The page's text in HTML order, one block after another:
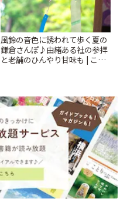
風鈴の音色に誘われて歩く夏の
鎌倉さんぽ♪由緒ある社の参拝
と老舗のひんやり甘味も | こと